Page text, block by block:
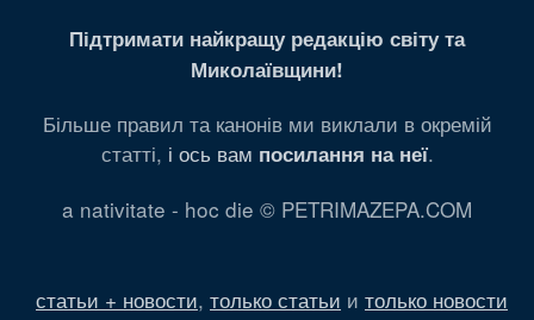
Підтримати найкращу редакцію світу та
Миколаївщини!
Більше правил та канонів ми виклали в окремій
статті, і ось вам посилання на неї.
a nativitate - hoc die © PETRIMAZEPA.COM
статьи + новости, только статьи и только новости